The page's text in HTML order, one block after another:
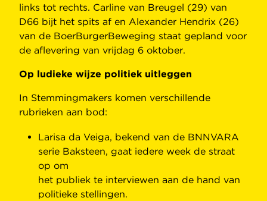
links tot rechts. Carline van Breugel (29) van
D66 bijt het spits af en Alexander Hendrix (26)
van de BoerBurgerBeweging staat gepland voor
de aflevering van vrijdag 6 oktober.
Op ludieke wijze politiek uitleggen
In Stemmingmakers komen verschillende
rubrieken aan bod:
Larisa da Veiga, bekend van de BNNVARA
serie Baksteen, gaat iedere week de straat
op om
het publiek te interviewen aan de hand van
politieke stellingen.